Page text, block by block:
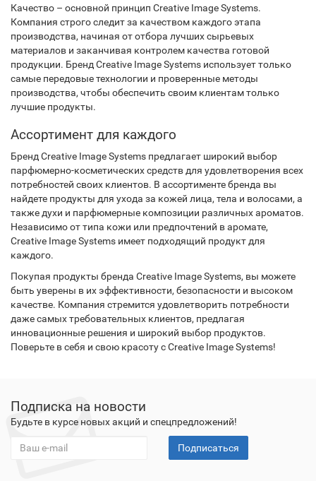
Качество – основной принцип Creative Image Systems.
Компания строго следит за качеством каждого этапа
производства, начиная от отбора лучших сырьевых
материалов и заканчивая контролем качества готовой
продукции. Бренд Creative Image Systems использует только
самые передовые технологии и проверенные методы
производства, чтобы обеспечить своим клиентам только
лучшие продукты.
Ассортимент для каждого
Бренд Creative Image Systems предлагает широкий выбор
парфюмерно-косметических средств для удовлетворения всех
потребностей своих клиентов. В ассортименте бренда вы
найдете продукты для ухода за кожей лица, тела и волосами, а
также духи и парфюмерные композиции различных ароматов.
Независимо от типа кожи или предпочтений в аромате,
Creative Image Systems имеет подходящий продукт для
каждого.
Покупая продукты бренда Creative Image Systems, вы можете
быть уверены в их эффективности, безопасности и высоком
качестве. Компания стремится удовлетворить потребности
даже самых требовательных клиентов, предлагая
инновационные решения и широкий выбор продуктов.
Поверьте в себя и свою красоту с Creative Image Systems!
Подписка на новости
Будьте в курсе новых акций и спецпредложений!
Подписаться